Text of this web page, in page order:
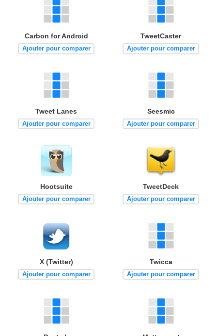
Carbon for Android
Ajouter pour comparer
TweetCaster
Ajouter pour comparer
Tweet Lanes
Ajouter pour comparer
Seesmic
Ajouter pour comparer
Hootsuite
Ajouter pour comparer
TweetDeck
Ajouter pour comparer
X (Twitter)
Ajouter pour comparer
Twicca
Ajouter pour comparer